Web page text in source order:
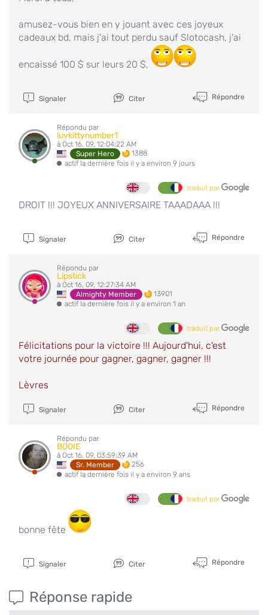
amusez-vous bien en y jouant avec ces joyeux
cadeaux bd, mais j'ai tout perdu sauf Slotocash, j'ai
encaissé 100 $ sur leurs 20 $,
Signaler Citer Répondre
Répondu par
luvkittynumber1
à Oct 16, 09, 12:04:22 AM
Super Hero
1388
actif la dernière fois il y a environ 9 jours
traduit par
DROIT !!! JOYEUX ANNIVERSAIRE TAAADAAA !!!
Signaler Citer Répondre
Répondu par
Lipstick
à Oct 16, 09, 12:27:34 AM
Almighty Member
13901
actif la dernière fois il y a environ 1 an
traduit par
Félicitations pour la victoire !!! Aujourd'hui, c'est
votre journée pour gagner, gagner, gagner !!!
Lèvres
Signaler Citer Répondre
Répondu par
BOOIE
à Oct 16, 09, 03:59:39 AM
Sr. Member
256
actif la dernière fois il y a environ 9 ans
traduit par
bonne fête
Signaler Citer Répondre
Réponse rapide